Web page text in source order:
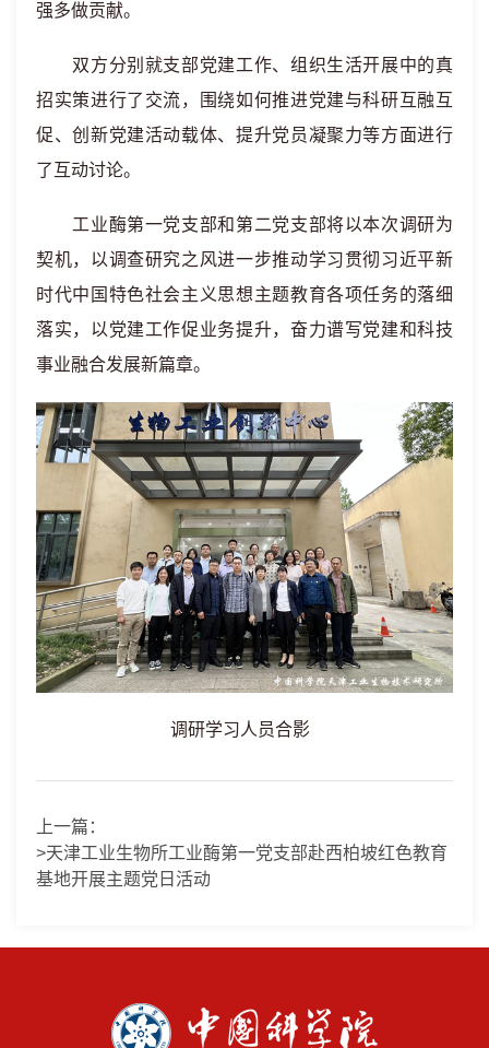
强多做贡献。
双方分别就支部党建工作、组织生活开展中的真
招实策进行了交流，围绕如何推进党建与科研互融互
促、创新党建活动载体、提升党员凝聚力等方面进行
了互动讨论。
工业酶第一党支部和第二党支部将以本次调研为
契机，以调查研究之风进一步推动学习贯彻习近平新
时代中国特色社会主义思想主题教育各项任务的落细
落实，以党建工作促业务提升，奋力谱写党建和科技
事业融合发展新篇章。
调研学习人员合影
上一篇：
>天津工业生物所工业酶第一党支部赴西柏坡红色教育
基地开展主题党日活动